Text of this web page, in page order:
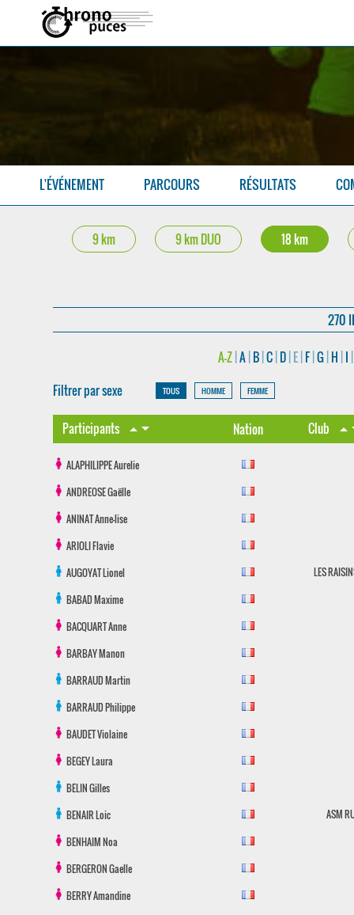
L'ÉVÉNEMENT PARCOURS RÉSULTATS
9 km 9 km DUO 18 km
270
A-Z |A B |C D E F |G H I
Filtrer par sexe
TOUS HOMME FEMME
Participants arrow_drop_uparrow_drop_down Nation Club arrow_drop_up
ALAPHILIPPEAurelie
ANDREOSEGaëlle
ANINATAnne-lise
ARIOLIFlavie
AUGOYATLionel LES
BABADMaxime
BACQUARTAnne
BARBAYManon
BARRAUDMartin
BARRAUDPhilippe
BAUDETViolaine
BEGEYLaura
BELINGilles
BENAIRLoic ASM
BENHAIMNoa
BERGERONGaelle
BERRYAmandine